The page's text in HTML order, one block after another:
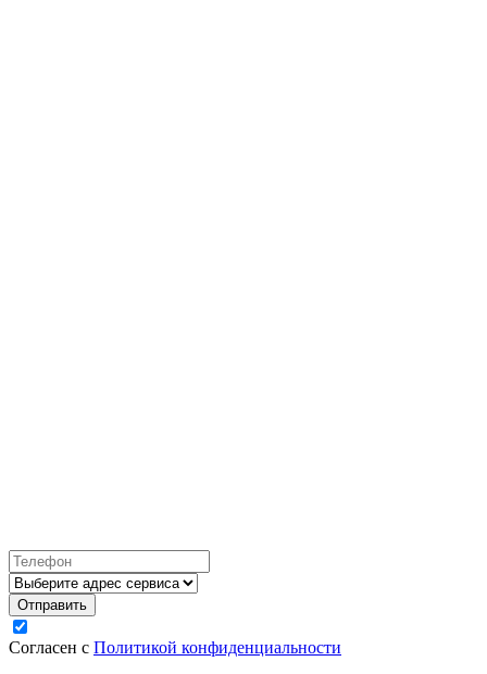
Согласен с Политикой конфиденциальности